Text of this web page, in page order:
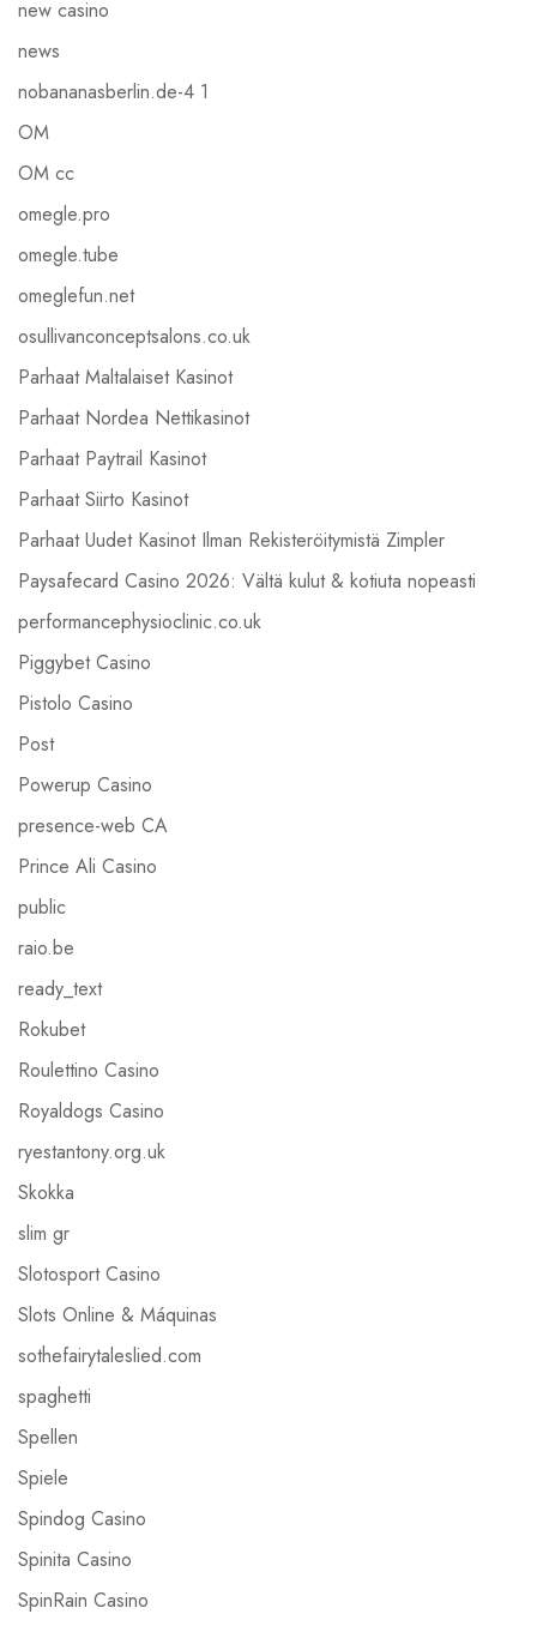
new casino
news
nobananasberlin.de-4 1
OM
OM cc
omegle.pro
omegle.tube
omeglefun.net
osullivanconceptsalons.co.uk
Parhaat Maltalaiset Kasinot
Parhaat Nordea Nettikasinot
Parhaat Paytrail Kasinot
Parhaat Siirto Kasinot
Parhaat Uudet Kasinot Ilman Rekisteröitymistä Zimpler
Paysafecard Casino 2026: Vältä kulut & kotiuta nopeasti
performancephysioclinic.co.uk
Piggybet Casino
Pistolo Casino
Post
Powerup Casino
presence-web CA
Prince Ali Casino
public
raio.be
ready_text
Rokubet
Roulettino Casino
Royaldogs Casino
ryestantony.org.uk
Skokka
slim gr
Slotosport Casino
Slots Online & Máquinas
sothefairytaleslied.com
spaghetti
Spellen
Spiele
Spindog Casino
Spinita Casino
SpinRain Casino